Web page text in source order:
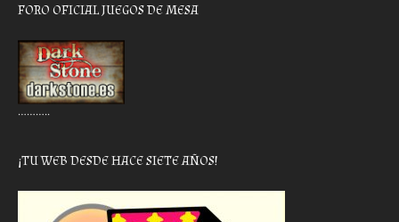
FORO OFICIAL JUEGOS DE MESA
………..
¡TU WEB DESDE HACE SIETE AÑOS!